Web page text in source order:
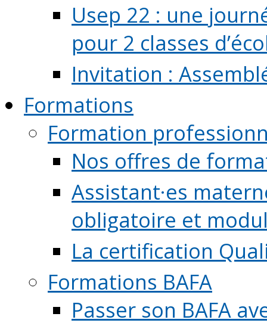
Usep 22 : une
pour 2 classes
Invitation :
Formations
Formation
Nos offres de
Assistant·es
obligatoire et
La certification
Formations BAFA
Passer son BAFA